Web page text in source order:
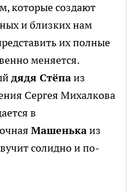
которые создают
и близких нам
их полные
меняется.
дядя Стёпаиз
Сергея Михалкова
в
Машенькаиз
солидно и по-